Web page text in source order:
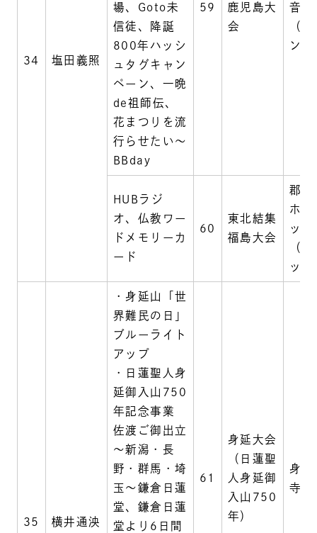
34 塩田義照
場、Goto未
信徒、降誕
800年ハッシ
ュタグキャン
ペーン、一晩
de祖師伝、
花まつりを流
行らせたい～
BBday
59
鹿児島大
会
音堂
（
ン結
HUBラジ
オ、仏教ワー
ドメモリーカ
ード
60
東北結集
福島大会
郡山
ホテ
ック
（
ッ
35 横井通泱
・身延山「世
界難民の日」
ブルーライト
アップ
・日蓮聖人身
延御入山750
年記念事業
佐渡ご御出立
～新潟・長
野・群馬・埼
玉～鎌倉日蓮
堂、鎌倉日蓮
堂より6日間
61
身延大会
（日蓮聖
人身延御
入山750
年）
身延
寺